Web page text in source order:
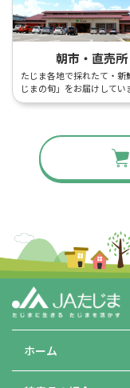
朝市・直売所
たじま各地で採れたて・新
じまの旬」をお届けしてい
ホーム